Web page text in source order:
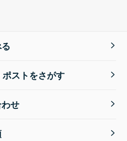
ストをさがす
せ